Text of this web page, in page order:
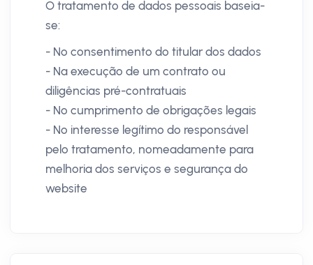
O tratamento de dados pessoais baseia-
se:
- No consentimento do titular dos dados
- Na execução de um contrato ou
diligências pré-contratuais
- No cumprimento de obrigações legais
- No interesse legítimo do responsável
pelo tratamento, nomeadamente para
melhoria dos serviços e segurança do
website